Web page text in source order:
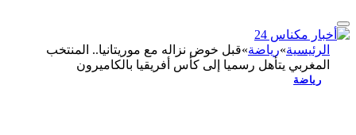
الرئيسية»رياضة»قبل خوض نزاله مع موريتانيا.. المنتخب
المغربي يتأهل رسميا إلى كأس أفريقيا بالكاميرون
رياضة